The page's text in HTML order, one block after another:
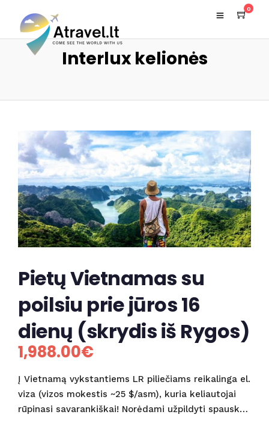
0
Interlux kelionės
Pietų Vietnamas su
poilsiu prie jūros 16
dienų (skrydis iš Rygos)
1,988.00€
Į Vietnamą vykstantiems LR piliečiams reikalinga el.
viza (vizos mokestis ~25 $/asm), kuria keliautojai
rūpinasi savarankiškai! Norėdami užpildyti spausk…